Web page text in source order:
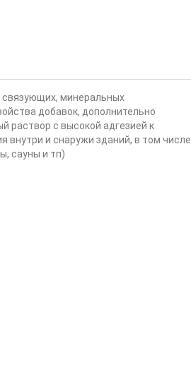
связующих, минеральных
добавок, дополнительно
раствор с высокой адгезией к
внутри и снаружи зданий, в том числе
сауны и тп)